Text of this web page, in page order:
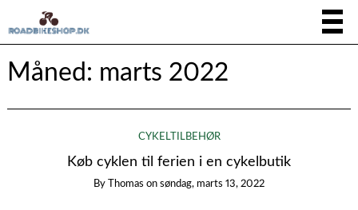
Måned: marts 2022
CYKELTILBEHØR
Køb cyklen til ferien i en cykelbutik
By Thomas on søndag, marts 13, 2022